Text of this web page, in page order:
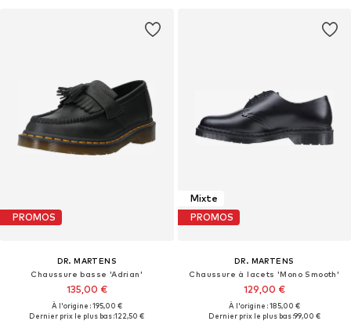
PROMOS
DR. MARTENS
Chaussure basse 'Adrian'
135,00 €
À l'origine : 195,00 €
Dernier prix le plus bas :122,50 €
Mixte
PROMOS
DR. MARTENS
Chaussure à lacets 'Mono Smooth'
129,00 €
À l'origine : 185,00 €
Dernier prix le plus bas :99,00 €